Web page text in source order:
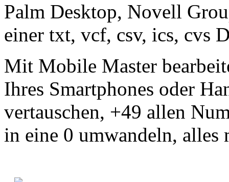
Palm Desktop, Novell
einer txt, vcf, csv, ics, cvs
Mit Mobile Master
Ihres Smartphones oder
vertauschen, +49 allen
in eine 0 umwandeln,